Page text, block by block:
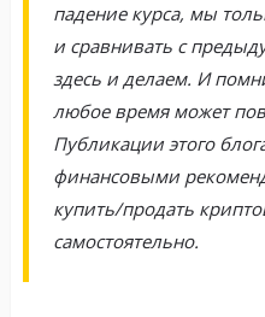
падение курса, мы
и сравнивать с
здесь и делаем. И
любое время может
Публикации этого
финансовыми
купить/продать
самостоятельно.